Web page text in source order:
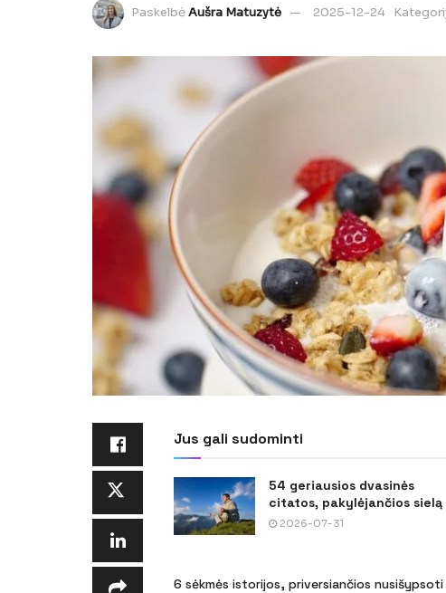
PaskelbėAušra Matuzytė 2025-12-24
Jus gali sudominti
54 geriausios dvasinės
citatos, pakylėjančios sielą
2026-07-31
6 sėkmės istorijos, priversiančios nusišypsoti